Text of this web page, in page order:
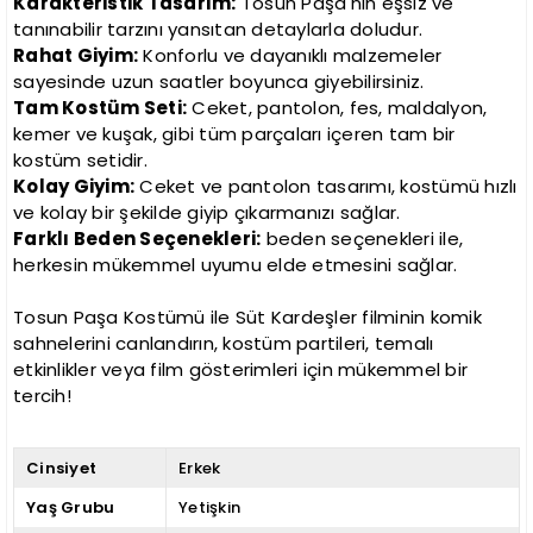
tanınabilir tarzını yansıtan detaylarla doludur.
Rahat Giyim:Konforlu ve dayanıklı malzemeler
sayesinde uzun saatler boyunca giyebilirsiniz.
Tam Kostüm Seti:Ceket, pantolon, fes, maldalyon,
kemer ve kuşak, gibi tüm parçaları içeren tam bir
kostüm setidir.
Kolay Giyim:Ceket ve pantolon tasarımı, kostümü hızlı
ve kolay bir şekilde giyip çıkarmanızı sağlar.
Farklı Beden Seçenekleri: beden seçenekleri ile,
herkesin mükemmel uyumu elde etmesini sağlar.
Tosun Paşa Kostümü ile Süt Kardeşler filminin komik
sahnelerini canlandırın, kostüm partileri, temalı
etkinlikler veya film gösterimleri için mükemmel bir
tercih!
Cinsiyet
Erkek
Yaş Grubu
Yetişkin